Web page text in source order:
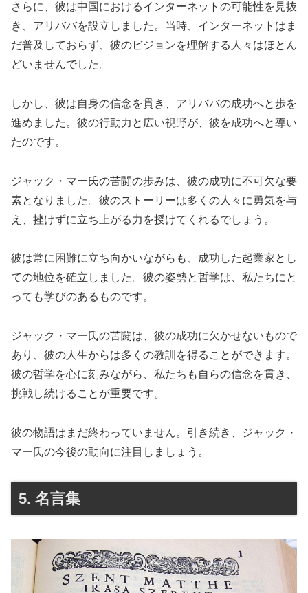
さらに、彼は中国におけるインターネットの可能性を見抜
き、アリババを設立しました。当時、インターネットはま
だ普及しておらず、彼のビジョンを理解する人々はほとん
どいませんでした。
しかし、彼は自身の信念を貫き、アリババの成功へと歩を
進めました。彼の行動力と広い視野が、彼を成功へと導い
たのです。
ジャック・マー氏の苦闘の歩みは、彼の成功に不可欠な要
素となりました。彼のストーリーは多くの人々に勇気を与
え、挫けずに立ち上がる力を授けてくれるでしょう。
彼は常に困難に立ち向かいながらも、成功した起業家とし
ての地位を確立しました。彼の姿勢と哲学は、私たちにと
っても学びのあるものです。
ジャック・マー氏の苦闘は、彼の成功に欠かせないもので
あり、彼の人生からは多くの教訓を得ることができます。
彼の哲学を心に刻みながら、私たちも自らの信念を貫き、
挑戦し続けることが重要です。
彼の物語はまだ終わっていません。引き続き、ジャック・
マー氏の今後の動向に注目しましょう。
5. 名言集